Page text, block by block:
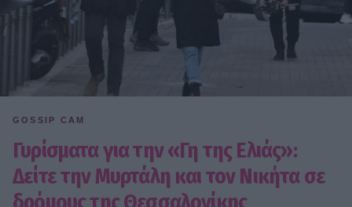
GOSSIP CAM
Γυρίσματα για την «Γη της Ελιάς»:
Δείτε την Μυρτάλη και τον Νικήτα σε
δρόμους της Θεσσαλονίκης